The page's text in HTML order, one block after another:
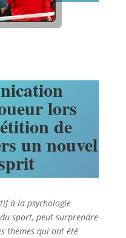
lors
de
un nouvel
à la psychologie
sport, peut surprendre
thèmes qui ont été